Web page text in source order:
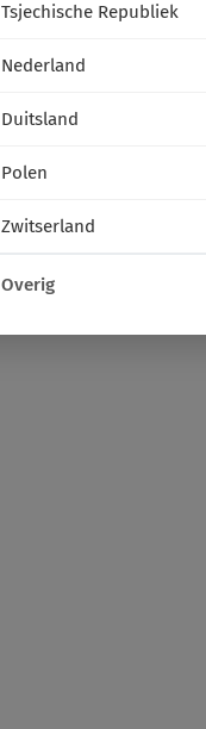
Tsjechische Republiek
Nederland
Duitsland
Polen
Zwitserland
Overig